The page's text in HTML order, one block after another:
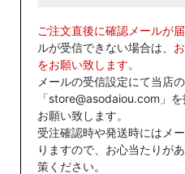
ご注文直後に確認メールが
ルが受信できない場合は、
をお願い致します。
メールの受信設定にて当店
「store@asodaiou.com」
お願い致します。
受注確認時や発送時にはメ
りますので、お心当たりが
策ください。